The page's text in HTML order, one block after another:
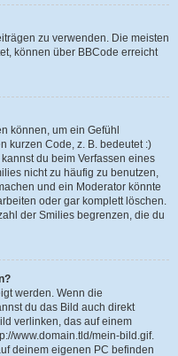
zu verwenden. Die meisten
können über BBCode erreicht
können, um ein Gefühl
kurzen Code, z. B. bedeutet :)
du beim Verfassen eines
nicht zu häufig zu benutzen,
und ein Moderator könnte
oder gar komplett löschen.
der Smilies begrenzen, die du
werden. Wenn die
du das Bild auch direkt
verlinken, das auf einem
www.domain.tld/mein-bild.gif.
deinem eigenen PC befinden